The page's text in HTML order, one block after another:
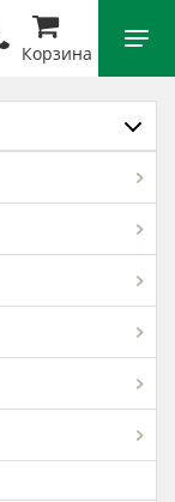
Корзина